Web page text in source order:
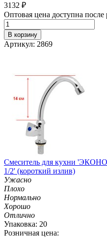
3132 ₽
Оптовая цена доступна после
В корзину
Артикул: 2869
Смеситель для кухни
1/2' (короткий излив)
Ужасно
Плохо
Нормально
Хорошо
Отлично
Упаковка: 20
Розничная цена: